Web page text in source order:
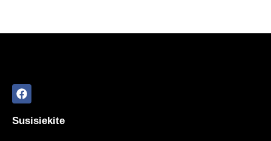
Susisiekite